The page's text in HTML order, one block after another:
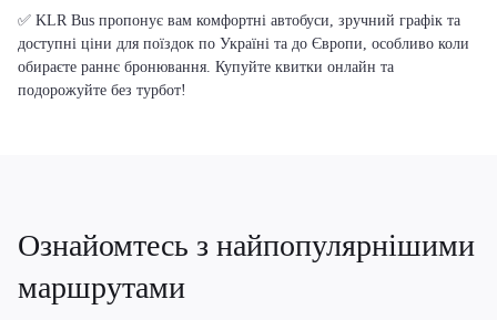
✅ KLR Bus пропонує вам комфортні автобуси, зручний графік та
доступні ціни для поїздок по Україні та до Європи, особливо коли
обираєте раннє бронювання. Купуйте квитки онлайн та
подорожуйте без турбот!
Ознайомтесь з найпопулярнішими
маршрутами